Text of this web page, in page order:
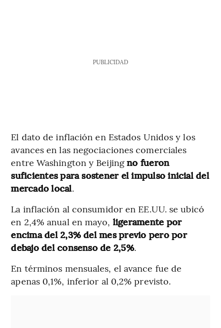
PUBLICIDAD
El dato de inflación en Estados Unidos y los
avances en las negociaciones comerciales
entre Washington y Beijingno fueron
suficientes para sostener el impulso inicial del
mercado local.
La inflación al consumidor en EE.UU. se ubicó
en 2,4% anual en mayo, ligeramente por
encima del 2,3% del mes previo pero por
debajo del consenso de 2,5%.
En términos mensuales, el avance fue de
apenas 0,1%, inferior al 0,2% previsto.